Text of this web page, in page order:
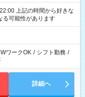
好きな
可能性があります
ワークOK / シフト勤務 /
詳細へ